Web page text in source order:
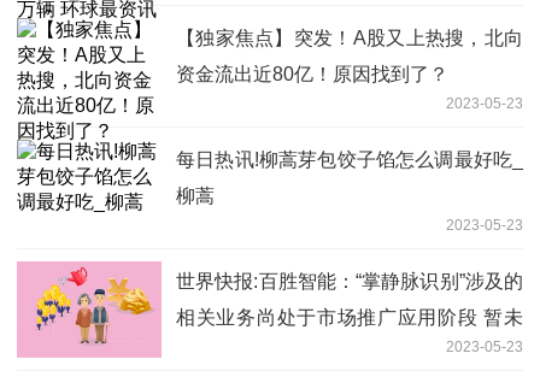
【独家焦点】突发！A股又上热搜，北向
资金流出近80亿！原因找到了？
2023-05-23
每日热讯!柳蒿芽包饺子馅怎么调最好吃_
柳蒿
2023-05-23
世界快报:百胜智能：“掌静脉识别”涉及的
相关业务尚处于市场推广应用阶段 暂未
2023-05-23